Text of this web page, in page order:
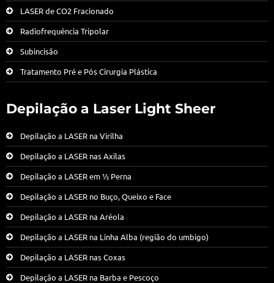
LASER de CO2 Fracionado
Radiofrequência Tripolar
Subincisão
Tratamento Pré e Pós Cirurgia Plástica
Depilação a Laser Light Sheer
Depilação a LASER na Virilha
Depilação a LASER nas Axilas
Depilação a LASER em ½ Perna
Depilação a LASER no Buço, Queixo e Face
Depilação a LASER na Aréola
Depilação a LASER na Linha Alba (região do umbigo)
Depilação a LASER nas Coxas
Depilação a LASER na Barba e Pescoço